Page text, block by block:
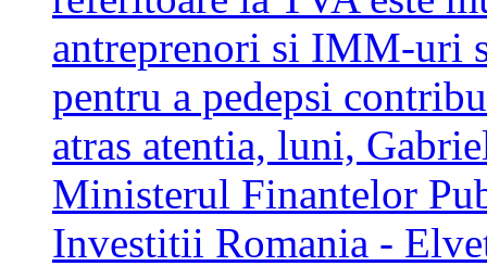
antreprenori si IMM-uri
pentru a pedepsi
atras atentia, luni,
Ministerul Finantelor
Investitii Romania -